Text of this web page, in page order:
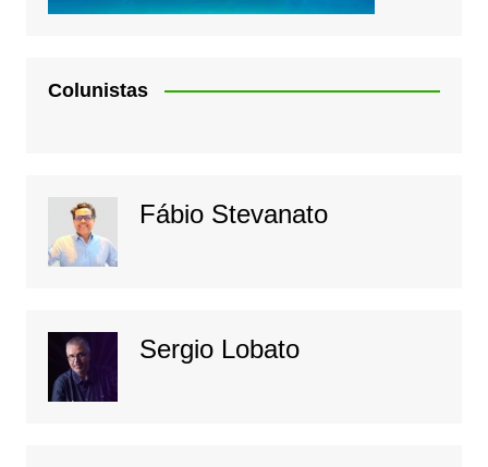
Colunistas
Fábio Stevanato
Sergio Lobato